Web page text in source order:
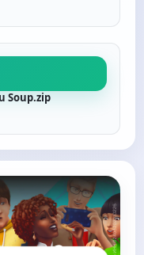
Soup.zip